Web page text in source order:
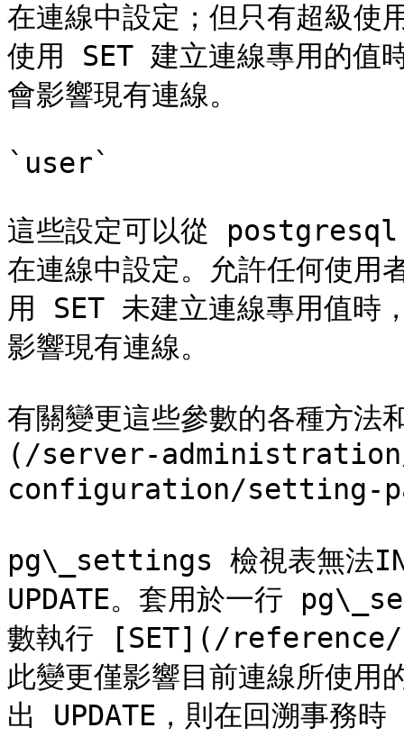
在連線中設定；但只有超級使
使用 SET 建立連線專用的
會影響現有連線。
`user`
這些設定可以從
在連線中設定。允許任何使用
用 SET 未建立連線專用值
影響現有連線。
有關變更這些參數的各種方
(/server-
configuration/setting-
pg\_settings 檢視表無法
UPDATE。套用於一行
數執行 [SET](/reference/
此變更僅影響目前連線所使用
出 UPDATE，則在回溯事務